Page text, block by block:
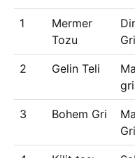
1
Mermer
Tozu
Gri
2 Gelin Teli
gri
3 Bohem Gri
Gri